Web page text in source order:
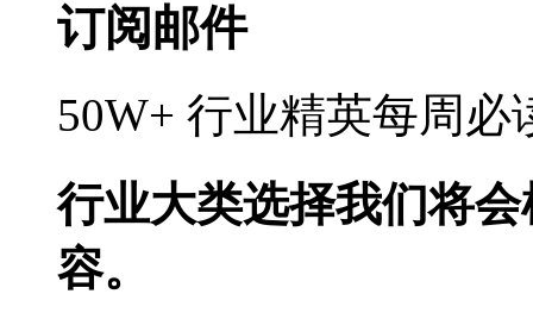
订阅邮件
50W+ 行业精英每周
行业大类选择我们将
容。